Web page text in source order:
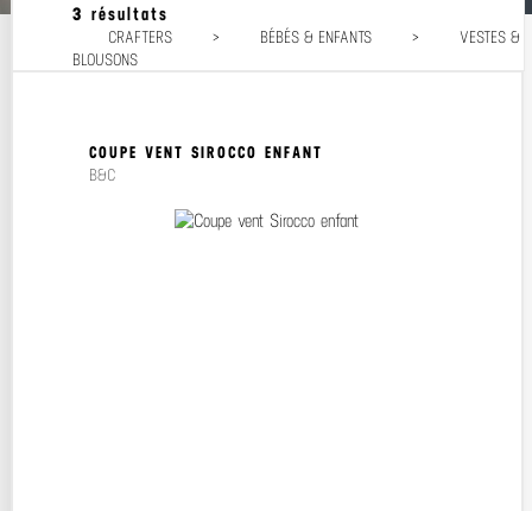
3 résultats
CRAFTERS > BÉBÉS & ENFANTS >
VESTES &
BLOUSONS
Prix décroissant
COUPE VENT SIROCCO ENFANT
B&C